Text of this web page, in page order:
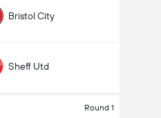
Bristol City
Sheff Utd
Round 1